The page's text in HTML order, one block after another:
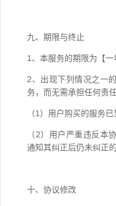
九、期限与终止
1、本服务的期限为【一
2、出现下列情况之一
务，而无需承担任何责任
（1）用户购买的服务已
（2）用户严重违反本
通知其纠正后仍未纠正的
十、协议修改